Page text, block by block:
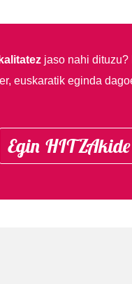
jaso nahi dituzu?
euskaratik eginda
Egin HITZAkide